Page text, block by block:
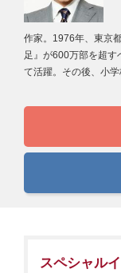
作家。1976年、東京
足』が600万部を超す
て活躍。その後、小
スペシャル